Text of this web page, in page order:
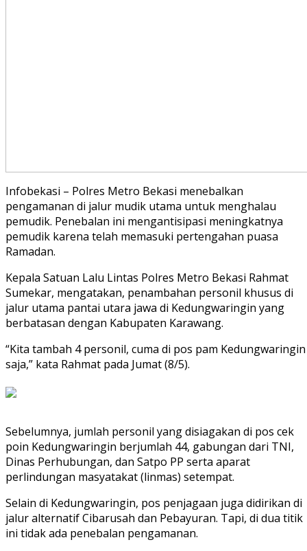
Infobekasi – Polres Metro Bekasi menebalkan
pengamanan di jalur mudik utama untuk menghalau
pemudik. Penebalan ini mengantisipasi meningkatnya
pemudik karena telah memasuki pertengahan puasa
Ramadan.
Kepala Satuan Lalu Lintas Polres Metro Bekasi Rahmat
Sumekar, mengatakan, penambahan personil khusus di
jalur utama pantai utara jawa di Kedungwaringin yang
berbatasan dengan Kabupaten Karawang.
“Kita tambah 4 personil, cuma di pos pam Kedungwaringin
saja,” kata Rahmat pada Jumat (8/5).
Sebelumnya, jumlah personil yang disiagakan di pos cek
poin Kedungwaringin berjumlah 44, gabungan dari TNI,
Dinas Perhubungan, dan Satpo PP serta aparat
perlindungan masyatakat (linmas) setempat.
Selain di Kedungwaringin, pos penjagaan juga didirikan di
jalur alternatif Cibarusah dan Pebayuran. Tapi, di dua titik
ini tidak ada penebalan pengamanan.